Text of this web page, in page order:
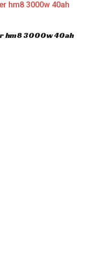
hm8 3000w 40ah